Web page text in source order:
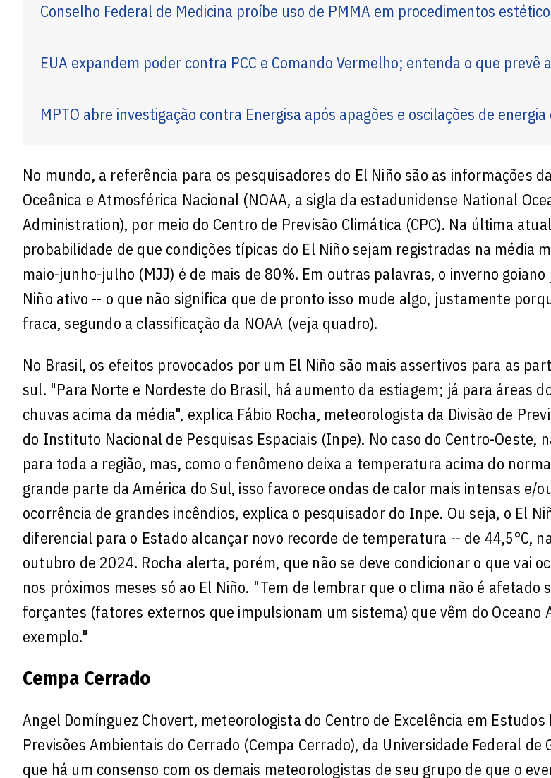
Conselho Federal de Medicina proíbe uso de PMMA em procedimentos
EUA expandem poder contra PCC e Comando Vermelho; entenda o que prevê
MPTO abre investigação contra Energisa após apagões e oscilações de
No mundo, a referência para os pesquisadores do El Niño são as informações
Oceânica e Atmosférica Nacional (NOAA, a sigla da estadunidense National
Administration), por meio do Centro de Previsão Climática (CPC). Na última
probabilidade de que condições típicas do El Niño sejam registradas na média
maio-junho-julho (MJJ) é de mais de 80%. Em outras palavras, o inverno
Niño ativo -- o que não significa que de pronto isso mude algo, justamente
fraca, segundo a classificação da NOAA (veja quadro).
No Brasil, os efeitos provocados por um El Niño são mais assertivos para as
sul. "Para Norte e Nordeste do Brasil, há aumento da estiagem; já para áreas
chuvas acima da média", explica Fábio Rocha, meteorologista da Divisão de
do Instituto Nacional de Pesquisas Espaciais (Inpe). No caso do Centro-Oeste,
para toda a região, mas, como o fenômeno deixa a temperatura acima do
grande parte da América do Sul, isso favorece ondas de calor mais intensas e/
ocorrência de grandes incêndios, explica o pesquisador do Inpe. Ou seja, o El
diferencial para o Estado alcançar novo recorde de temperatura -- de 44,5°C,
outubro de 2024. Rocha alerta, porém, que não se deve condicionar o que vai
nos próximos meses só ao El Niño. "Tem de lembrar que o clima não é afetado
forçantes (fatores externos que impulsionam um sistema) que vêm do Oceano
exemplo."
Cempa Cerrado
Angel Domínguez Chovert, meteorologista do Centro de Excelência em
Previsões Ambientais do Cerrado (Cempa Cerrado), da Universidade Federal de
que há um consenso com os demais meteorologistas de seu grupo de que o